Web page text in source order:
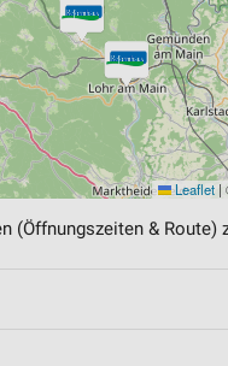
Leaflet |
(Öffnungszeiten & Route)